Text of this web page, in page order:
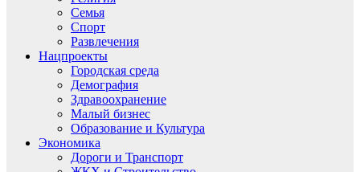
Семья
Спорт
Развлечения
Нацпроекты
Городская среда
Демография
Здравоохранение
Малый бизнес
Образование и Культура
Экономика
Дороги и Транспорт